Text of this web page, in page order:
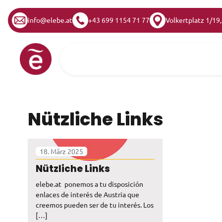
info@elebe.at +43 699 1154 71 77 Volkertplatz 1/
Zum Inhalt springen
Hauptnavigation
Nützliche Links
18. März 2025
Nützliche Links
elebe.at ponemos a tu disposición
enlaces de interés de Austria que
creemos pueden ser de tu interés. Los
[…]